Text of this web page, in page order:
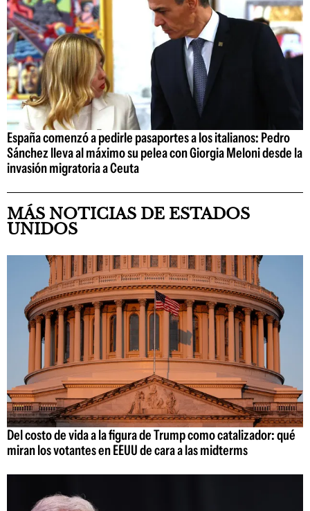
España comenzó a pedirle pasaportes a los italianos: Pedro
Sánchez lleva al máximo su pelea con Giorgia Meloni desde la
invasión migratoria a Ceuta
MÁS NOTICIAS DE ESTADOS
UNIDOS
Del costo de vida a la figura de Trump como catalizador: qué
miran los votantes en EEUU de cara a las midterms